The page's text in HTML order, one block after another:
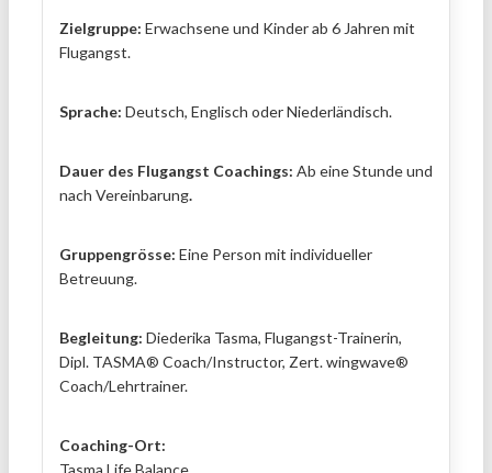
Zielgruppe: Erwachsene und Kinder ab 6 Jahren mit
Flugangst.
Sprache: Deutsch, Englisch oder Niederländisch.
Dauer des Flugangst Coachings: Ab eine Stunde und
nach Vereinbarung.
Gruppengrösse: Eine Person mit individueller
Betreuung.
Begleitung: Diederika Tasma, Flugangst-Trainerin,
Dipl. TASMA® Coach/Instructor, Zert. wingwave®
Coach/Lehrtrainer.
Coaching-Ort:
Tasma Life Balance